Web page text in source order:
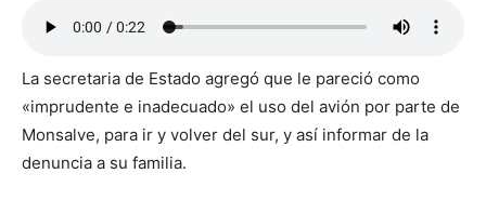
La secretaria de Estado agregó que le pareció como
«imprudente e inadecuado» el uso del avión por parte de
Monsalve, para ir y volver del sur, y así informar de la
denuncia a su familia.